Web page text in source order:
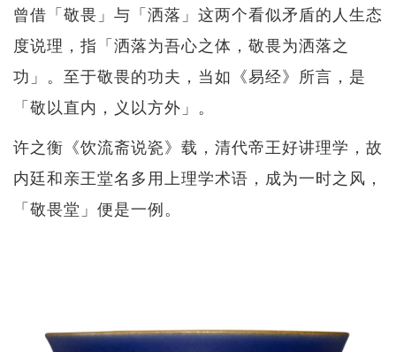
曾借「敬畏」与「洒落」这两个看似矛盾的人生态
度说理，指「洒落为吾心之体，敬畏为洒落之
功」。至于敬畏的功夫，当如《易经》所言，是
「敬以直内，义以方外」。
许之衡《饮流斋说瓷》载，清代帝王好讲理学，故
内廷和亲王堂名多用上理学术语，成为一时之风，
「敬畏堂」便是一例。